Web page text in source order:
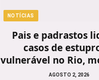
NOTÍCIAS
Pais e padrastos
casos de
vulnerável no Rio,
AGOSTO 2, 2026